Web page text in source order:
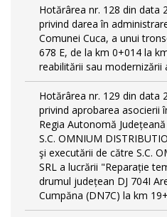
Hotărârea nr. 128 din data
privind darea în
Comunei Cuca, a unui
678 E, de la km 0+014 la
reabilitării sau modernizării
Hotărârea nr. 129 din data
privind aprobarea asocierii
Regia Autonomă
S.C. OMNIUM
şi executării de către S.C.
SRL a lucrării "Reparație
drumul județean DJ 704I
Cumpăna (DN7C) la km